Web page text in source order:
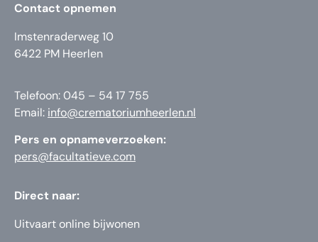
Contact opnemen
Imstenraderweg 10
6422 PM Heerlen
Telefoon: 045 – 54 17 755
Email: info@crematoriumheerlen.nl
Pers en opnameverzoeken:
pers@facultatieve.com
Direct naar:
Uitvaart online bijwonen